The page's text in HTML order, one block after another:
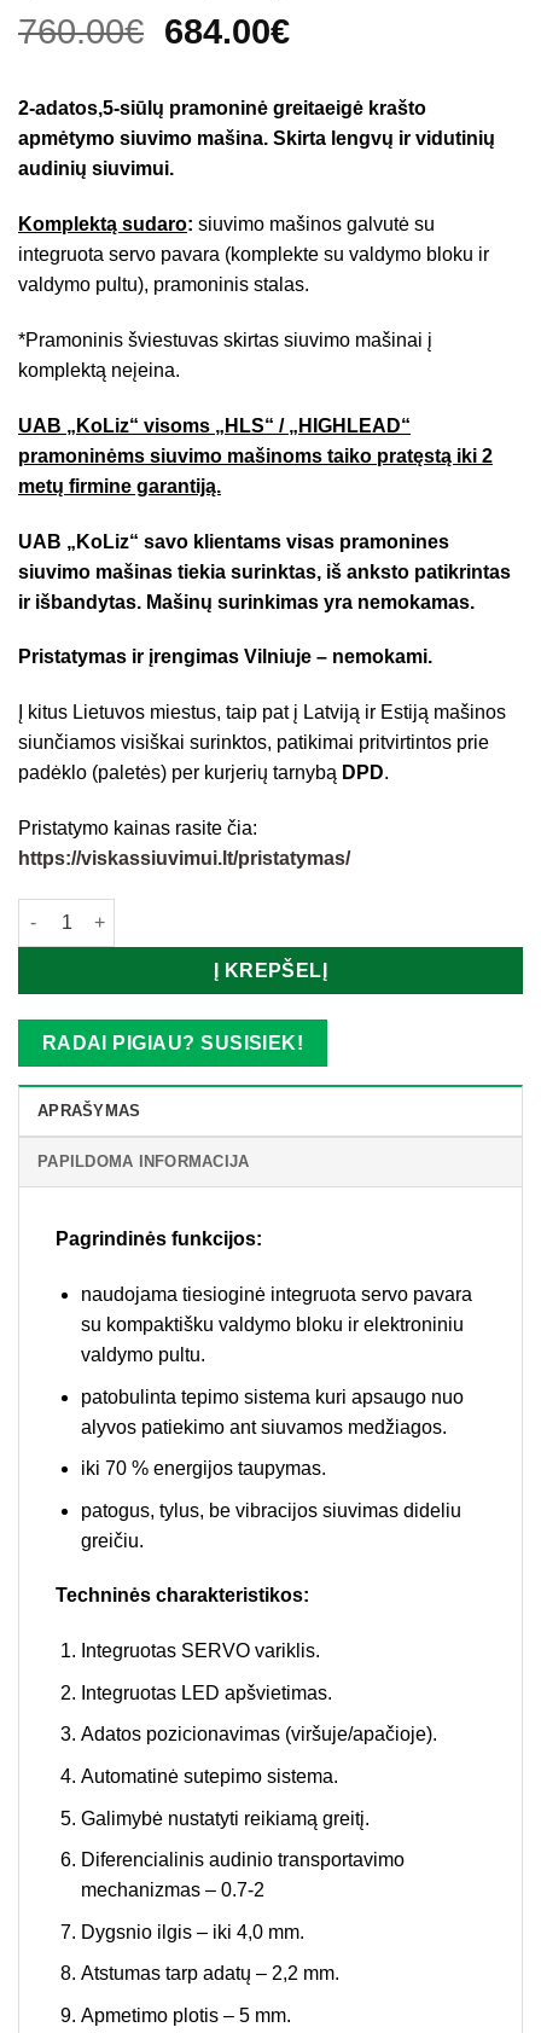
760.00€ Original
was:
760.00€.
684.00€Current
is:
684.00€.
2-adatos,5-siūlų pramoninė greitaeigė krašto
apmėtymo siuvimo mašina. Skirta lengvų ir vidutinių
audinių siuvimui.
Komplektą sudaro: siuvimo mašinos galvutė su
integruota servo pavara (komplekte su valdymo bloku ir
valdymo pultu), pramoninis stalas.
*Pramoninis šviestuvas skirtas siuvimo mašinai į
komplektą neįeina.
UAB „KoLiz“ visoms „HLS“ / „HIGHLEAD“
pramoninėms siuvimo mašinoms taiko pratęstą iki 2
metų firmine garantiją.
UAB „KoLiz“ savo klientams visas pramonines
siuvimo mašinas tiekia surinktas, iš anksto patikrintas
ir išbandytas. Mašinų surinkimas yra nemokamas.
Pristatymas ir įrengimas Vilniuje – nemokami.
Į kitus Lietuvos miestus, taip pat į Latviją ir Estiją mašinos
siunčiamos visiškai surinktos, patikimai pritvirtintos prie
padėklo (paletės) per kurjerių tarnybą DPD.
Pristatymo kainas rasite čia:
https://viskassiuvimui.lt/pristatymas/
produkto kiekis: HIGHLEAD/HLS GM900-5Z 5-siūlų krašto
Į KREPŠELĮ
RADAI PIGIAU? SUSISIEK!
APRAŠYMAS
PAPILDOMA INFORMACIJA
Pagrindinės funkcijos:
naudojama tiesioginė integruota servo pavara
su kompaktišku valdymo bloku ir elektroniniu
valdymo pultu.
patobulinta tepimo sistema kuri apsaugo nuo
alyvos patiekimo ant siuvamos medžiagos.
iki 70 % energijos taupymas.
patogus, tylus, be vibracijos siuvimas dideliu
greičiu.
Techninės charakteristikos:
Integruotas SERVO variklis.
Integruotas LED apšvietimas.
Adatos pozicionavimas (viršuje/apačioje).
Automatinė sutepimo sistema.
Galimybė nustatyti reikiamą greitį.
Diferencialinis audinio transportavimo
mechanizmas – 0.7-2
Dygsnio ilgis – iki 4,0 mm.
Atstumas tarp adatų – 2,2 mm.
Apmetimo plotis – 5 mm.